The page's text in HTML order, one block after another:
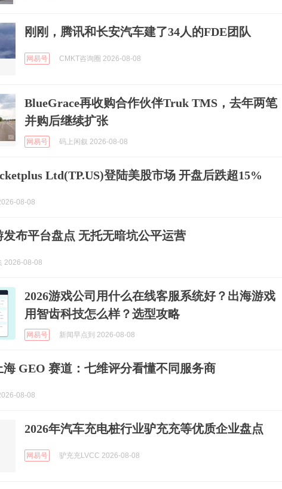
刚刚，腾讯和长安汽车建了34人的FDE团队
网易号 CMKT咨询圈 2026-08-08
BlueGrace再收购合作伙伴Truk TMS，去年两笔
并购后继续扩张
网易号 码上闲叙 2026-08-08
Ltd(TP.US)登陆美股市场 开盘后跌超15%
08-08
布平台盘点 无托无暗坑公平运营
2026-08-08
2026游戏公司用什么在线客服系统好？出海游戏
用智齿科技怎么样？选型攻略
网易号 新闻早点到 2026-08-08
海 GEO 赛道：七维评分看懂不同服务商
08-08
2026年汽车充电桩行业驴充充等优质企业盘点
网易号 驴充充LVCC 2026-08-08